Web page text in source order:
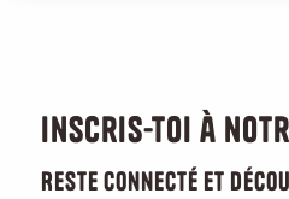
Inscris-toi à
Reste connecté et